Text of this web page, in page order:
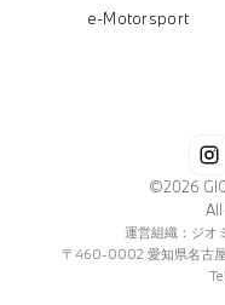
e-Motorsport
©2026
運営組織：ジオ
〒460-0002 愛知県名古